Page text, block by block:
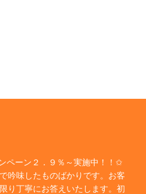
ペーン２．９％～実施中！！✩
吟味したものばかりです。お客
り丁寧にお答えいたします。初